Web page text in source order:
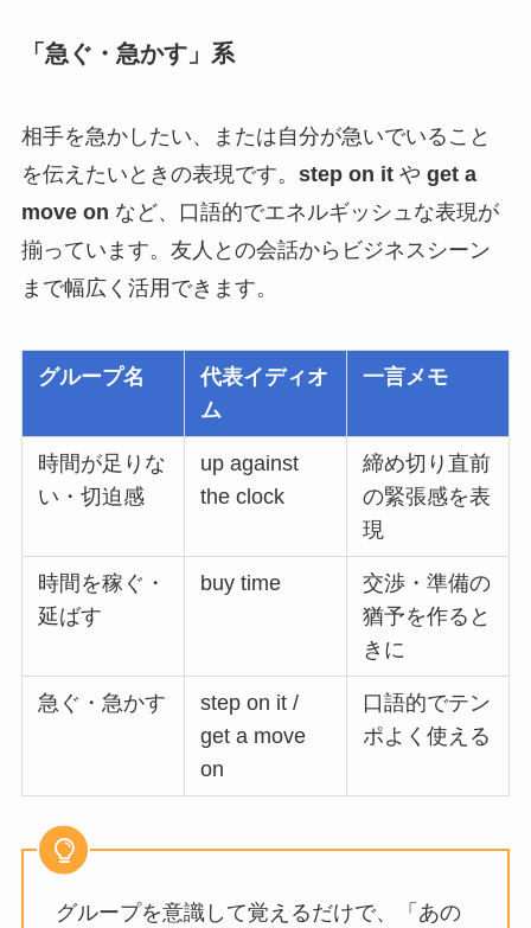
「急ぐ・急かす」系
相手を急かしたい、または自分が急いでいること
を伝えたいときの表現です。 step on itや get a
move on など、口語的でエネルギッシュな表現が
揃っています。友人との会話からビジネスシーン
まで幅広く活用できます。
グループ名
代表イディオ
ム
一言メモ
時間が足りな
い・切迫感
up against
the clock
締め切り直前
の緊張感を表
現
時間を稼ぐ・
延ばす
buy time
交渉・準備の
猶予を作ると
きに
急ぐ・急かす
step on it /
get a move
on
口語的でテン
ポよく使える
グループを意識して覚えるだけで、「あの